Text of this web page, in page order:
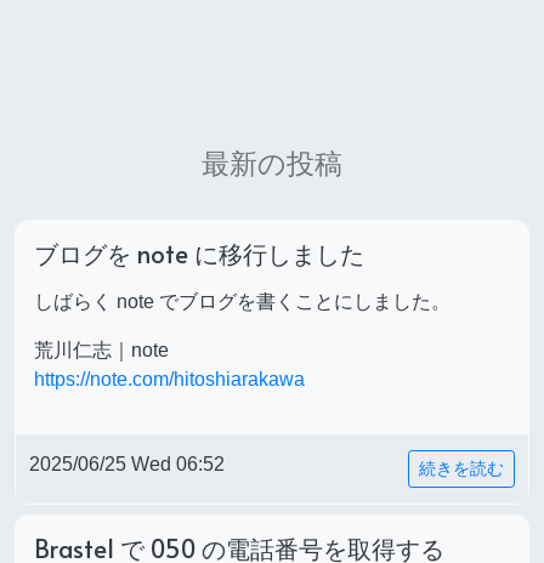
最新の投稿
ブログを note に移行しました
しばらく note でブログを書くことにしました。
荒川仁志｜note
https://note.com/hitoshiarakawa
2025/06/25 Wed 06:52 続きを読む
Brastel で 050 の電話番号を取得する